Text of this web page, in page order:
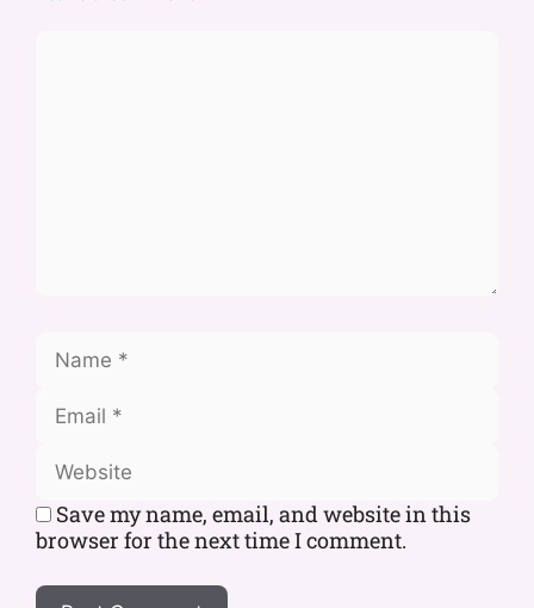
Save my name, email, and website in this
browser for the next time I comment.